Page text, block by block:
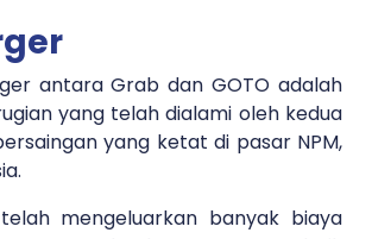
antara Grab dan GOTO adalah
yang telah dialami oleh kedua
yang ketat di pasar NPM,
mengeluarkan banyak biaya